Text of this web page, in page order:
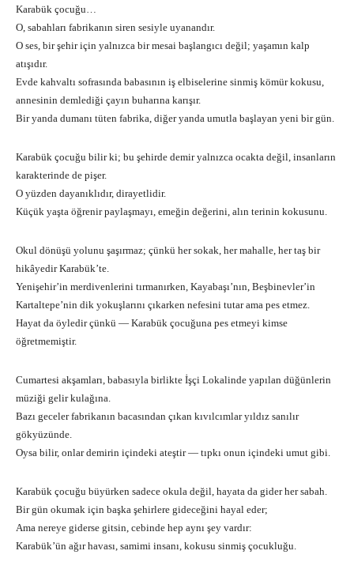
Karabük çocuğu…
O, sabahları fabrikanın siren sesiyle uyanandır.
O ses, bir şehir için yalnızca bir mesai başlangıcı değil; yaşamın kalp
atışıdır.
Evde kahvaltı sofrasında babasının iş elbiselerine sinmiş kömür kokusu,
annesinin demlediği çayın buharına karışır.
Bir yanda dumanı tüten fabrika, diğer yanda umutla başlayan yeni bir gün.
Karabük çocuğu bilir ki; bu şehirde demir yalnızca ocakta değil, insanların
karakterinde de pişer.
O yüzden dayanıklıdır, dirayetlidir.
Küçük yaşta öğrenir paylaşmayı, emeğin değerini, alın terinin kokusunu.
Okul dönüşü yolunu şaşırmaz; çünkü her sokak, her mahalle, her taş bir
hikâyedir Karabük’te.
Yenişehir’in merdivenlerini tırmanırken, Kayabaşı’nın, Beşbinevler’in
Kartaltepe’nin dik yokuşlarını çıkarken nefesini tutar ama pes etmez.
Hayat da öyledir çünkü — Karabük çocuğuna pes etmeyi kimse
öğretmemiştir.
Cumartesi akşamları, babasıyla birlikte İşçi Lokalinde yapılan düğünlerin
müziği gelir kulağına.
Bazı geceler fabrikanın bacasından çıkan kıvılcımlar yıldız sanılır
gökyüzünde.
Oysa bilir, onlar demirin içindeki ateştir — tıpkı onun içindeki umut gibi.
Karabük çocuğu büyürken sadece okula değil, hayata da gider her sabah.
Bir gün okumak için başka şehirlere gideceğini hayal eder;
Ama nereye giderse gitsin, cebinde hep aynı şey vardır:
Karabük’ün ağır havası, samimi insanı, kokusu sinmiş çocukluğu.